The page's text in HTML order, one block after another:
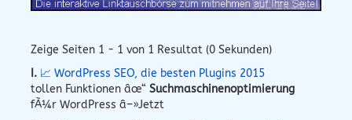
Zeige Seiten 1 - 1 von 1 Resultat (0 Sekunden)
I. 📈 WordPress SEO, die besten Plugins 2015
tollen Funktionen âœ“ Suchmaschinenoptimierung
fÃ¼r WordPress â–»Jetzt